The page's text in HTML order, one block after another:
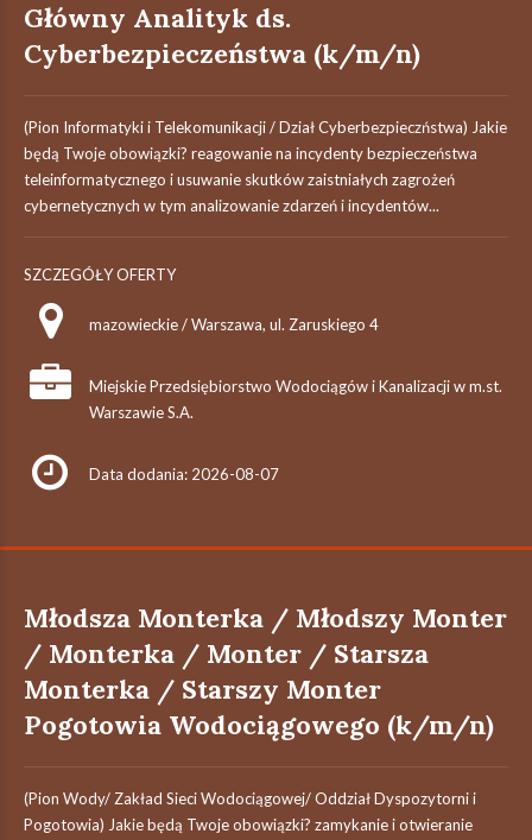
Główny Analityk ds.
Cyberbezpieczeństwa (k/m/n)
(Pion Informatyki i Telekomunikacji / Dział Cyberbezpieczństwa) Jakie
będą Twoje obowiązki? reagowanie na incydenty bezpieczeństwa
teleinformatycznego i usuwanie skutków zaistniałych zagrożeń
cybernetycznych w tym analizowanie zdarzeń i incydentów...
SZCZEGÓŁY OFERTY
mazowieckie / Warszawa, ul. Zaruskiego 4
Miejskie Przedsiębiorstwo Wodociągów i Kanalizacji w m.st.
Warszawie S.A.
Data dodania: 2026-08-07
Młodsza Monterka / Młodszy Monter
/ Monterka / Monter / Starsza
Monterka / Starszy Monter
Pogotowia Wodociągowego (k/m/n)
(Pion Wody/ Zakład Sieci Wodociągowej/ Oddział Dyspozytorni i
Pogotowia) Jakie będą Twoje obowiązki? zamykanie i otwieranie